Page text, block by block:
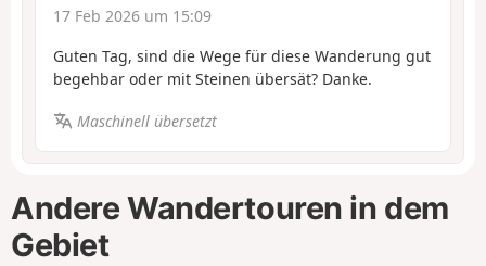
17 Feb 2026 um 15:09
Guten Tag, sind die Wege für diese Wanderung gut
begehbar oder mit Steinen übersät? Danke.
Maschinell übersetzt
Andere Wandertouren in dem
Gebiet